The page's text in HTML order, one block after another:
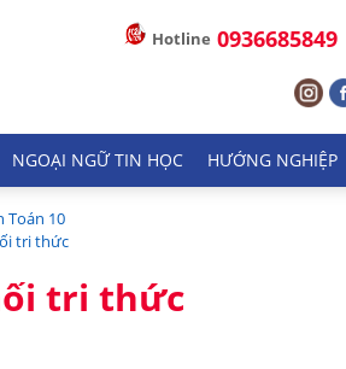
Hotline 0936685849
NGOẠI NGỮ TIN HỌC HƯỚNG NGHIỆP
Toán 10
tri thức
tri thức